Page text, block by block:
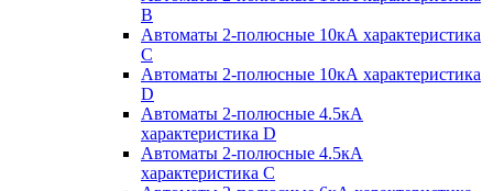
B
Автоматы 2-полюсные 10кА характеристика
C
Автоматы 2-полюсные 10кА характеристика
D
Автоматы 2-полюсные 4.5кА
характеристика D
Автоматы 2-полюсные 4.5кА
характеристика С